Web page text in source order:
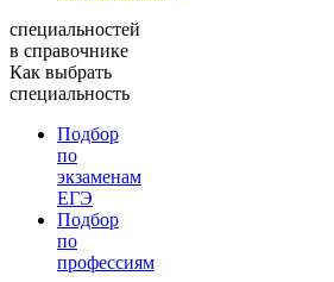
специальностей
в справочнике
Как выбрать
специальность
Подбор
по
экзаменам
ЕГЭ
Подбор
по
профессиям